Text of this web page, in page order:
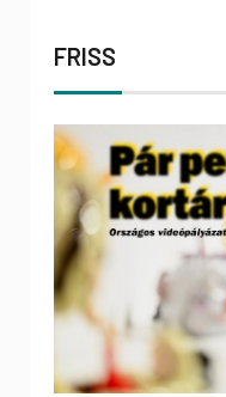
FRISS